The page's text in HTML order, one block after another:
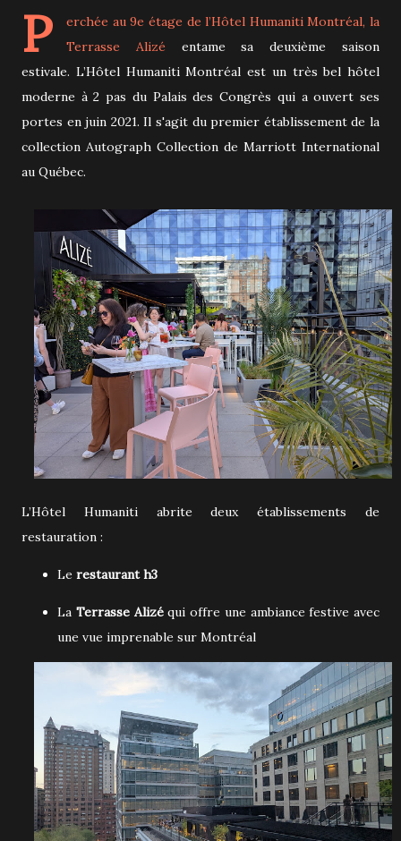
P
erchée au 9e étage de l’Hôtel Humaniti Montréal, la
Terrasse Alizé entame sa deuxième saison
estivale. L’Hôtel Humaniti Montréal est un très bel hôtel
moderne à 2 pas du Palais des Congrès qui a ouvert ses
portes en juin 2021.Il s'agit du premier établissement de la
collection Autograph Collection de Marriott International
au Québec.
L’Hôtel Humaniti abrite deux établissements de
restauration :
Le restaurant h3
La Terrasse Alizéqui offre une ambiance festive avec
une vue imprenable sur Montréal